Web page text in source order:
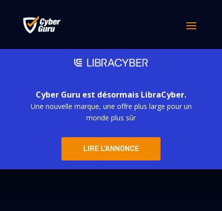
Cyber Guru est désormais LibraCyber.
Une nouvelle marque, une offre plus large pour un
monde plus sûr
LIRE L'ANNONCE